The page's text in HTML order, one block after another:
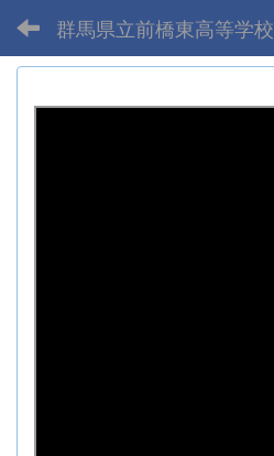
群馬県立前橋東高等学校